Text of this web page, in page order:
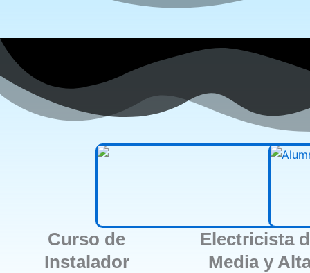
Curso de
Instalador
Electricista
Media y